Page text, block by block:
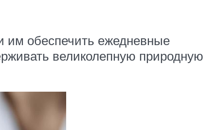
им обеспечить ежедневные
великолепную природную